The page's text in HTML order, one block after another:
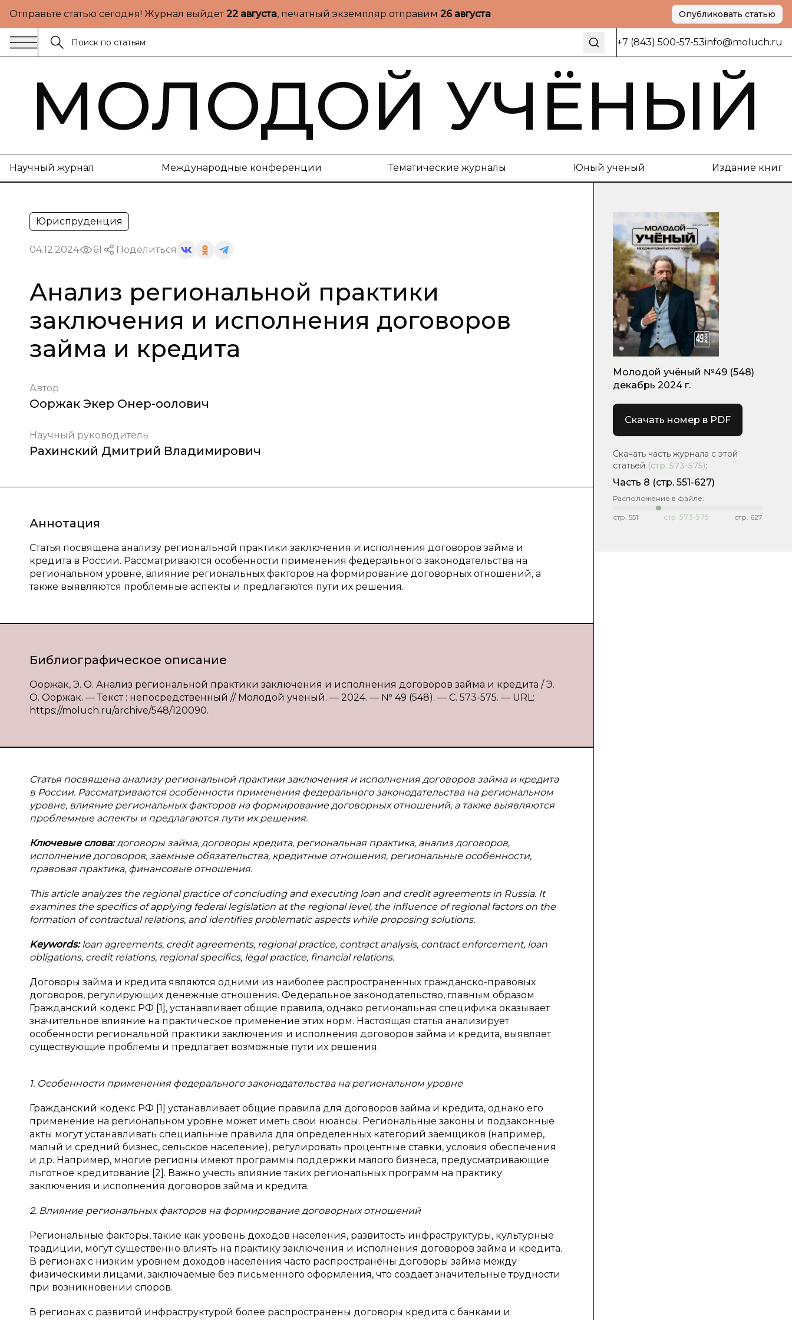
Отправьте статью сегодня! Журнал выйдет22 августа, печатный экземпляр отправим 26 августа Опубликовать статью
+7 (843) 500-57-53info@moluch.ru
МОЛОДОЙ УЧЁНЫЙ
Научный журнал Международные конференции Тематические журналы Юный ученый Издание книг
Юриспруденция
04.12.2024 61 Поделиться
Анализ региональной практики
заключения и исполнения договоров
займа и кредита
Автор
Ооржак Экер Онер-оолович
Научный руководитель
Рахинский Дмитрий Владимирович
Аннотация
Статья посвящена анализу региональной практики заключения и исполнения договоров займа и
кредита в России. Рассматриваются особенности применения федерального законодательства на
региональном уровне, влияние региональных факторов на формирование договорных отношений, а
также выявляются проблемные аспекты и предлагаются пути их решения.
Библиографическое описание
Ооржак, Э. О. Анализ региональной практики заключения и исполнения договоров займа и кредита / Э.
О. Ооржак. — Текст : непосредственный // Молодой ученый. — 2024. — № 49 (548). — С. 573-575. — URL:
https://moluch.ru/archive/548/120090.
Статья посвящена анализу региональной практики заключения и исполнения договоров займа и кредита
в России. Рассматриваются особенности применения федерального законодательства на региональном
уровне, влияние региональных факторов на формирование договорных отношений, а также выявляются
проблемные аспекты и предлагаются пути их решения.
Ключевые слова:договоры займа, договоры кредита, региональная практика, анализ договоров,
исполнение договоров, заемные обязательства, кредитные отношения, региональные особенности,
правовая практика, финансовые отношения.
This article analyzes the regional practice of concluding and executing loan and credit agreements in Russia. It
examines the specifics of applying federal legislation at the regional level, the influence of regional factors on the
formation of contractual relations, and identifies problematic aspects while proposing solutions.
Keywords:loan agreements, credit agreements, regional practice, contract analysis, contract enforcement, loan
obligations, credit relations, regional specifics, legal practice, financial relations.
Договоры займа и кредита являются одними из наиболее распространенных гражданско-правовых
договоров, регулирующих денежные отношения. Федеральное законодательство, главным образом
Гражданский кодекс РФ [1], устанавливает общие правила, однако региональная специфика оказывает
значительное влияние на практическое применение этих норм. Настоящая статья анализирует
особенности региональной практики заключения и исполнения договоров займа и кредита, выявляет
существующие проблемы и предлагает возможные пути их решения.
1. Особенности применения федерального законодательства на региональном уровне
Гражданский кодекс РФ [1] устанавливает общие правила для договоров займа и кредита, однако его
применение на региональном уровне может иметь свои нюансы. Региональные законы и подзаконные
акты могут устанавливать специальные правила для определенных категорий заемщиков (например,
малый и средний бизнес, сельское население), регулировать процентные ставки, условия обеспечения
и др. Например, многие регионы имеют программы поддержки малого бизнеса, предусматривающие
льготное кредитование [2]. Важно учесть влияние таких региональных программ на практику
заключения и исполнения договоров займа и кредита.
2. Влияние региональных факторов на формирование договорных отношений
Региональные факторы, такие как уровень доходов населения, развитость инфраструктуры, культурные
традиции, могут существенно влиять на практику заключения и исполнения договоров займа и кредита.
В регионах с низким уровнем доходов населения часто распространены договоры займа между
физическими лицами, заключаемые без письменного оформления, что создает значительные трудности
при возникновении споров.
В регионах с развитой инфраструктурой более распространены договоры кредита с банками и
Молодой учёный №49 (548)
декабрь 2024 г.
Скачать номер в PDF
Скачать часть журнала с этой
статьей (стр. 573-575):
Часть 8 (стр. 551-627)
Расположение в файле:
стр. 551 стр. 573-575 стр. 627